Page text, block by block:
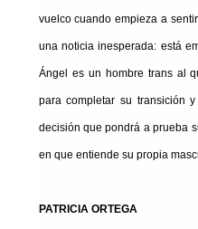
vuelco cuando empieza a
una noticia inesperada: está
Ángel es un hombre trans al
para completar su transición
decisión que pondrá a prueba
en que entiende su propia
PATRICIA ORTEGA